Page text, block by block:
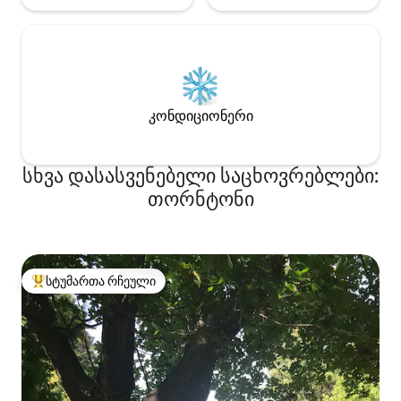
კონდიციონერი
სხვა დასასვენებელი საცხოვრებლები:
თორნტონი
სტუმართა რჩეული მოწინავე ვარიანტი
სტუმართა რჩეული